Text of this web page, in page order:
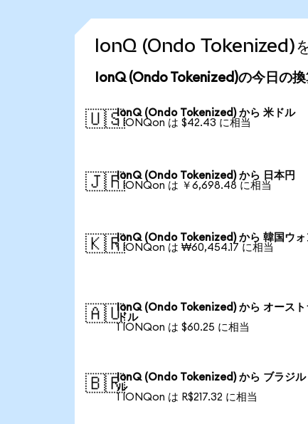
IonQ (Ondo Tokenized)を
IonQ (Ondo Tokenized)の今日の
🇺🇸IonQ (Ondo Tokenized) から 米ドル
1 IONQon は $42.43 に相当
🇯🇵IonQ (Ondo Tokenized) から 日本円
1 IONQon は ￥6,698.48 に相当
🇰🇷IonQ (Ondo Tokenized) から 韓国ウォ
1 IONQon は ₩60,454.17 に相当
🇦🇺IonQ (Ondo Tokenized) から オースト
ドル
1 IONQon は $60.25 に相当
🇧🇷IonQ (Ondo Tokenized) から ブラジル
ル
1 IONQon は R$217.32 に相当